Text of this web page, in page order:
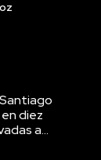
diez
a...